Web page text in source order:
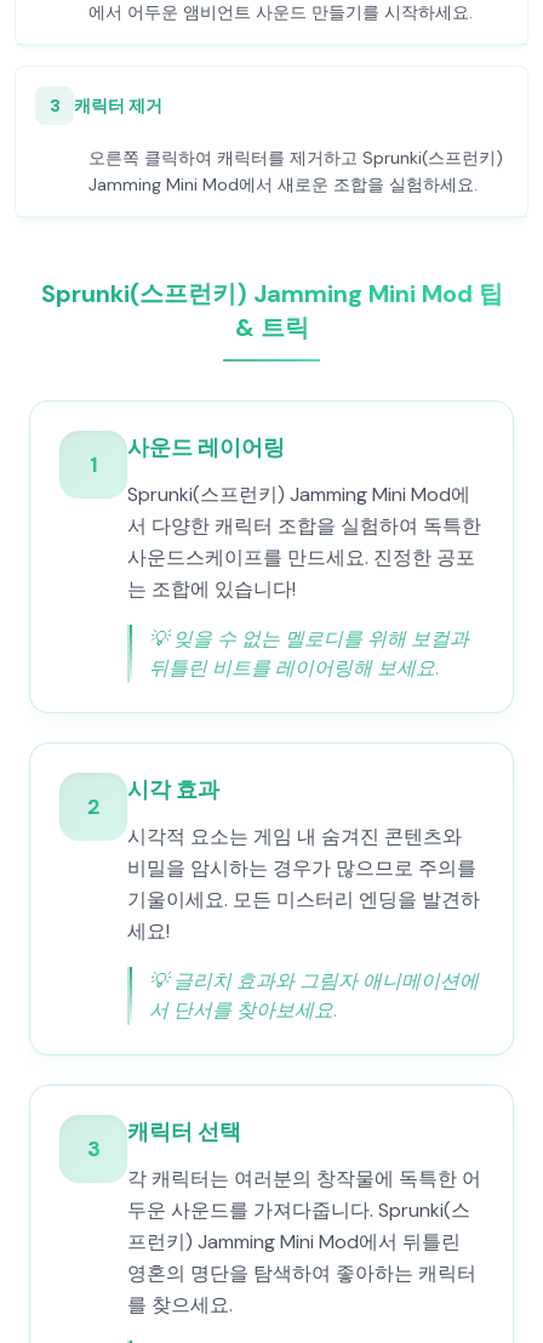
에서 어두운 앰비언트 사운드 만들기를 시작하세요.
3 캐릭터 제거
오른쪽 클릭하여 캐릭터를 제거하고 Sprunki(스프런키)
Jamming Mini Mod에서 새로운 조합을 실험하세요.
Sprunki(스프런키) Jamming Mini Mod 팁
& 트릭
1
사운드 레이어링
Sprunki(스프런키) Jamming Mini Mod에
서 다양한 캐릭터 조합을 실험하여 독특한
사운드스케이프를 만드세요. 진정한 공포
는 조합에 있습니다!
💡 잊을 수 없는 멜로디를 위해 보컬과
뒤틀린 비트를 레이어링해 보세요.
2
시각 효과
시각적 요소는 게임 내 숨겨진 콘텐츠와
비밀을 암시하는 경우가 많으므로 주의를
기울이세요. 모든 미스터리 엔딩을 발견하
세요!
💡글리치 효과와 그림자 애니메이션에
서 단서를 찾아보세요.
3
캐릭터 선택
각 캐릭터는 여러분의 창작물에 독특한 어
두운 사운드를 가져다줍니다. Sprunki(스
프런키) Jamming Mini Mod에서 뒤틀린
영혼의 명단을 탐색하여 좋아하는 캐릭터
를 찾으세요.